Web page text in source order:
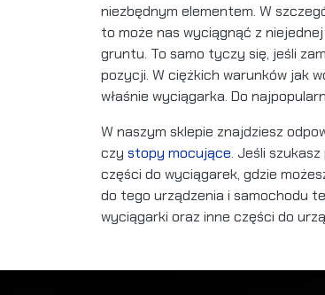
niezbędnym elementem. W
to może nas wyciągnąć z
gruntu. To samo tyczy się, jeśli
pozycji. W ciężkich warunków jak
właśnie wyciągarka. Do
W naszym sklepie znajdziesz
czy stopy mocujące. Jeśli
części do wyciągarek, gdzie
do tego urządzenia i samochodu
wyciągarki oraz inne części do